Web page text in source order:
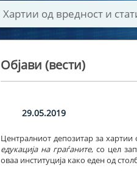
Хартии од вредност и
Објави (вести)
29.05.2019
Централниот депозитар за
едукација на граѓаните, со цел
оваа институција како еден од